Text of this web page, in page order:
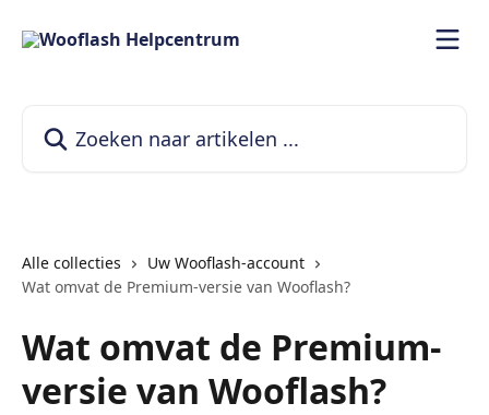
Alle collecties
Uw Wooflash-account
Wat omvat de Premium-versie van Wooflash?
Wat omvat de Premium-
versie van Wooflash?